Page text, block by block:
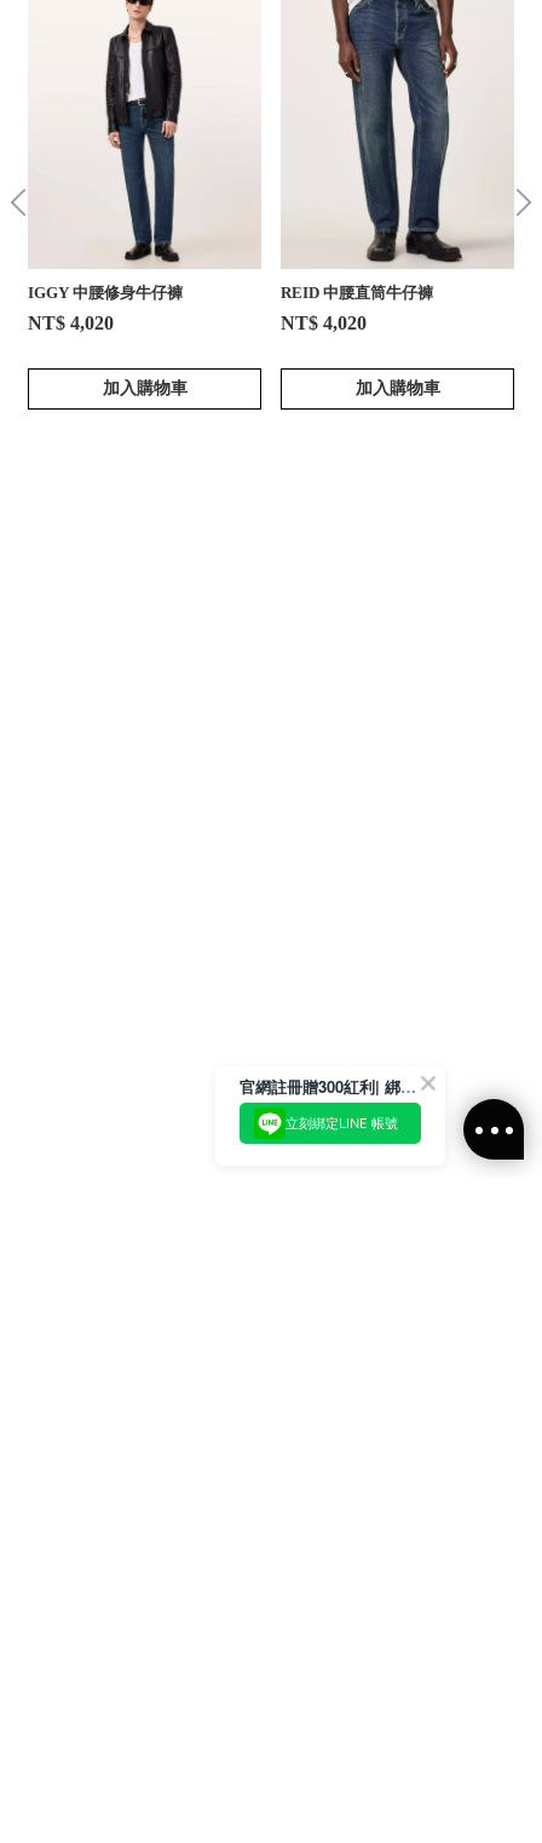
IGGY 中腰修身牛仔褲
NT$ 4,020
加入購物車
REID 中腰直筒牛仔褲
NT$ 4,020
加入購物車
官網註冊贈300紅利| 綁定LINE再領取專屬優惠
立刻綁定LINE 帳號